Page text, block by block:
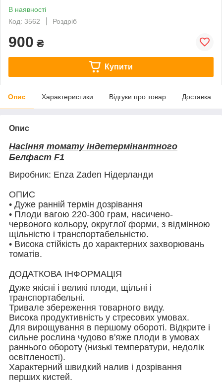
В наявності
Код: 3562
Роздріб
900 ₴
Купити
Опис Характеристики Відгуки про товар Доставка
Опис
Насіння томату індетермінантного
Белфаст F1
Виробник: Enza Zaden Нідерланди
ОПИС
• Дуже ранній термін дозрівання
• Плоди вагою 220-300 грам, насичено-
червоного кольору, округлої форми, з відмінною
щільністю і транспортабельністю.
• Висока стійкість до характерних захворювань
томатів.
ДОДАТКОВА ІНФОРМАЦІЯ
Дуже якісні і великі плоди, щільні і
транспортабельні.
Тривале збереження товарного виду.
Висока продуктивність у стресових умовах.
Для вирощування в першому обороті. Відкрите і
сильне рослина чудово в'яже плоди в умовах
раннього обороту (низькі температури, недолік
освітленості).
Характерний швидкий налив і дозрівання
перших кистей.